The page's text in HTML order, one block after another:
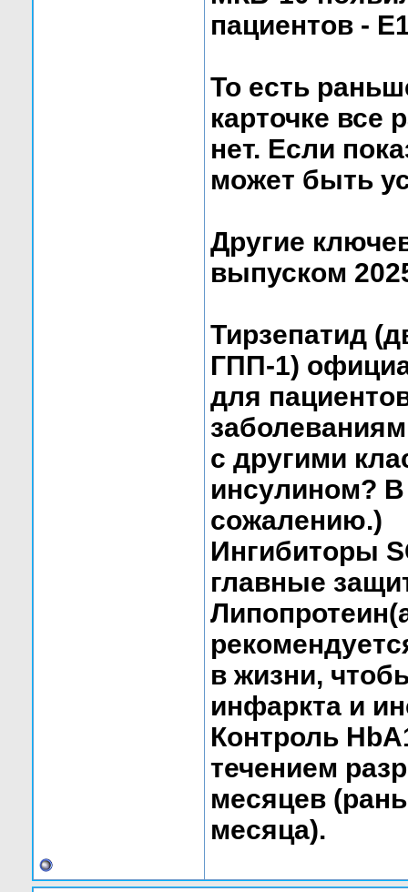
пациентов -
То есть
карточке все
нет. Если
может быть
Другие
выпуском
Тирзепатид
ГПП-1)
для
с другими
инсулином? В
сожалению.)
Ингибиторы
главные
в жизни,
инфаркта и
Контроль
течением
месяцев
месяца).